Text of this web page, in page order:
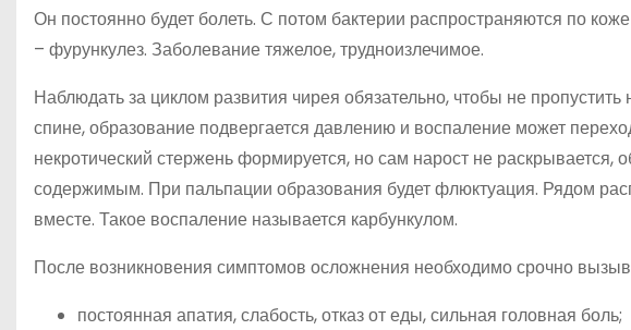
Он постоянно будет болеть. С потом бактерии распространяются по
– фурункулез. Заболевание тяжелое, трудноизлечимое.
Наблюдать за циклом развития чирея обязательно, чтобы не
спине, образование подвергается давлению и воспаление может
некротический стержень формируется, но сам нарост не раскрывается,
содержимым. При пальпации образования будет флюктуация. Рядом
вместе. Такое воспаление называется карбункулом.
После возникновения симптомов осложнения необходимо срочно
постоянная апатия, слабость, отказ от еды, сильная головная боль;